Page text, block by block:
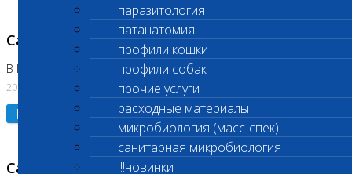
паразитология
патанатомия
профили кошки
профили собак
прочие услуги
расходные материалы
микробиология (масс-спек)
санитарная микробиология
!!!новинки
Санитарные дни
В Коломне 24.07.2026 и 28.07.2026
20.07.2026
Подробнее
Санитарный день